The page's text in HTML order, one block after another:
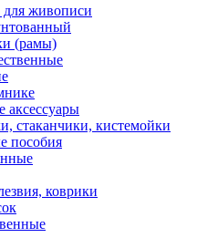
живописи
(рамы)
аксессуары
стаканчики, кистемойки
пособия
коврики